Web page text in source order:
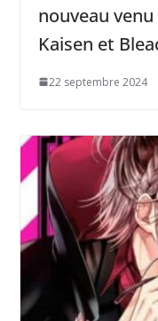
nouveau
Kaisen et
22 septembre 2024